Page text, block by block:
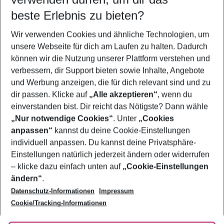
5-8 Nächte
2 Erwachsene Keine Kinder
Mehr Filter anzeigen
Footer
Footer navigation
Über uns
AGB
Bestpreisgarantie
Cookie-Einstellungen ändern
Cookie-Richtlinie
Agenturbetreuung
Barrierefreies Reisen
Folge uns
beste Erlebnis zu bieten?
Wir verwenden Cookies und ähnliche Technologien, um
unsere Webseite für dich am Laufen zu halten. Dadurch
können wir die Nutzung unserer Plattform verstehen und
verbessern, dir Support bieten sowie Inhalte, Angebote
und Werbung anzeigen, die für dich relevant sind und zu
dir passen. Klicke auf „Alle akzeptieren“, wenn du
einverstanden bist. Dir reicht das Nötigste? Dann wähle
„Nur notwendige Cookies“. Unter „Cookies
anpassen“ kannst du deine Cookie-Einstellungen
individuell anpassen. Du kannst deine Privatsphäre-
Einstellungen natürlich jederzeit ändern oder widerrufen
– klicke dazu einfach unten auf „Cookie-Einstellungen
ändern“.
Datenschutz-Informationen
Impressum
Cookie/Tracking-Informationen